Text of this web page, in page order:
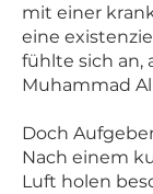
mit einer
eine
fühlte sich an,
Muhammad
Doch
Nach einem
Luft holen